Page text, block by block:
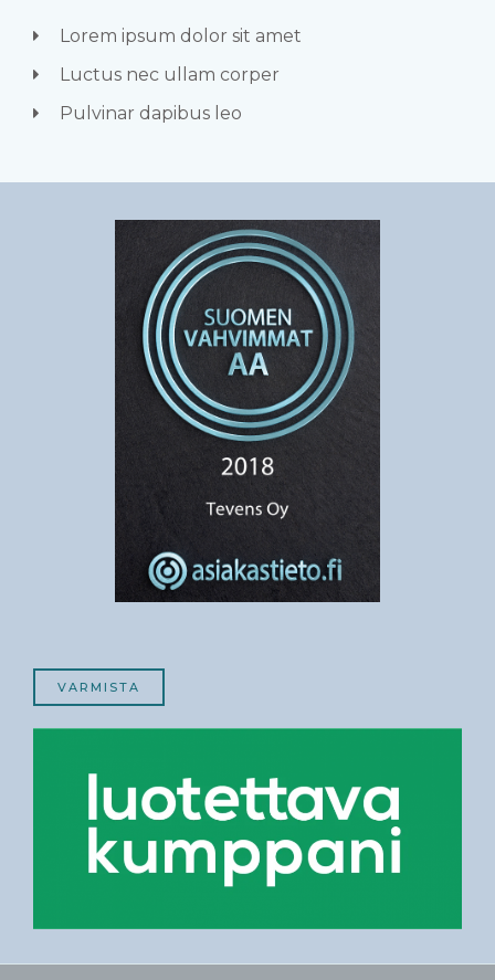
Lorem ipsum dolor sit amet
Luctus nec ullam corper
Pulvinar dapibus leo
VARMISTA